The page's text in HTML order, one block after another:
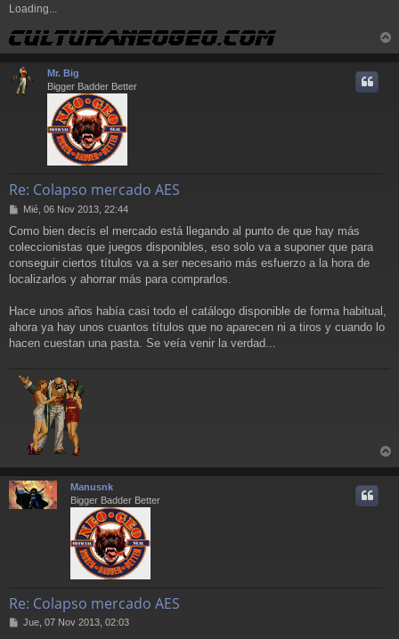
Loading...
r
Mr. Big
Bigger Badder Better
Re: Colapso mercado AES
M
n
s
a
j
Mié, 06 Nov 2013, 22:44
Como bien decís el mercado está llegando al punto de que hay más
coleccionistas que juegos disponibles, eso solo va a suponer que para
conseguir ciertos títulos va a ser necesario más esfuerzo a la hora de
localizarlos y ahorrar más para comprarlos.
Hace unos años había casi todo el catálogo disponible de forma habitual,
ahora ya hay unos cuantos títulos que no aparecen ni a tiros y cuando lo
hacen cuestan una pasta. Se veía venir la verdad...
r
Manusnk
Bigger Badder Better
Re: Colapso mercado AES
M
Jue, 07 Nov 2013, 02:03